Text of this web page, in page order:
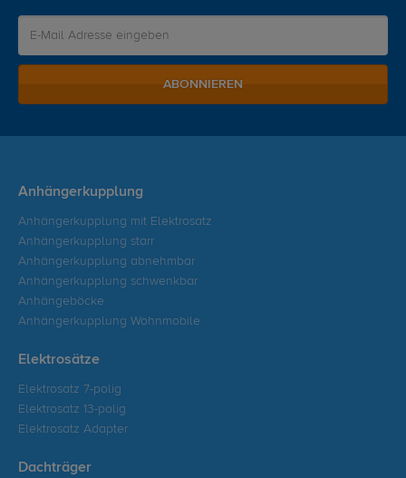
ABONNIEREN
Anhängerkupplung
Anhängerkupplung mit Elektrosatz
Anhängerkupplung starr
Anhängerkupplung abnehmbar
Anhängerkupplung schwenkbar
Anhängeböcke
Anhängerkupplung Wohnmobile
Elektrosätze
Elektrosatz 7-polig
Elektrosatz 13-polig
Elektrosatz Adapter
Dachträger